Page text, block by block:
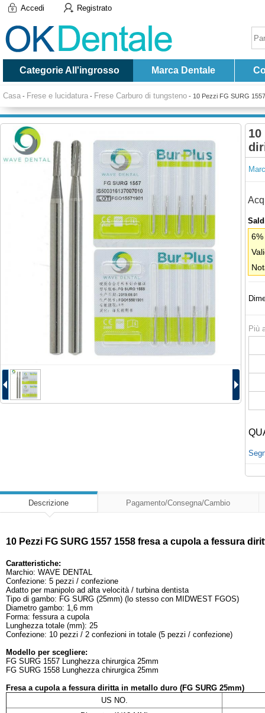
Accedi Registrato
Categorie All'ingrosso Marca Dentale
Casa - Frese e lucidatura - Frese Carburo di tungsteno - 10 Pezzi FG SURG
10
Più
Descrizione Pagamento/Consegna/Cambio
10 Pezzi FG SURG 1557 1558 fresa a cupola a fessura
Caratteristiche:
Marchio: WAVE DENTAL
Confezione: 5 pezzi / confezione
Adatto per manipolo ad alta velocità / turbina dentista
Tipo di gambo: FG SURG (25mm) (lo stesso con MIDWEST FGOS)
Diametro gambo: 1,6 mm
Forma: fessura a cupola
Lunghezza totale (mm): 25
Confezione: 10 pezzi / 2 confezioni in totale (5 pezzi / confezione)
Modello per scegliere:
FG SURG 1557 Lunghezza chirurgica 25mm
FG SURG 1558 Lunghezza chirurgica 25mm
Fresa a cupola a fessura diritta in metallo duro (FG SURG 25mm)
US NO.